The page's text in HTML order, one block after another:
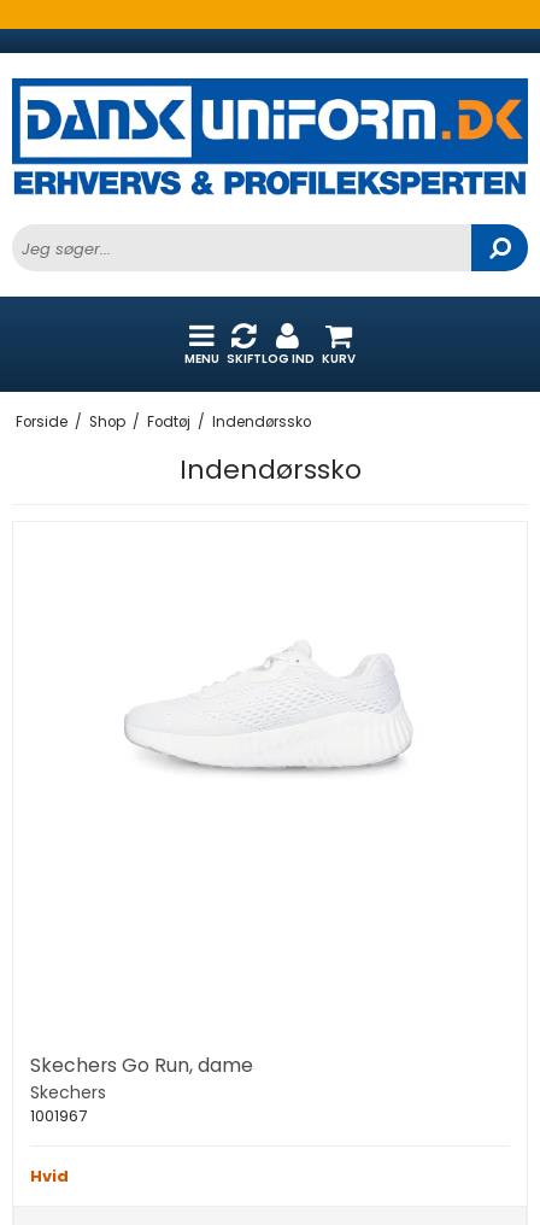
MENU SKIFTLOG IND KURV
Forside / Shop / Fodtøj / Indendørssko
Indendørssko
Skechers Go Run, dame
Skechers
1001967
Hvid